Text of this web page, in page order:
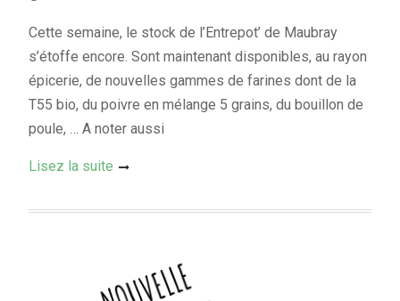
Cette semaine, le stock de l’Entrepot’ de Maubray
s’étoffe encore. Sont maintenant disponibles, au rayon
épicerie, de nouvelles gammes de farines dont de la
T55 bio, du poivre en mélange 5 grains, du bouillon de
poule, … A noter aussi
Lisez la suite